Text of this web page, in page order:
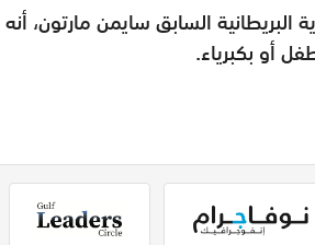
السابق سايمن مارتون،
أو بكبرياء.